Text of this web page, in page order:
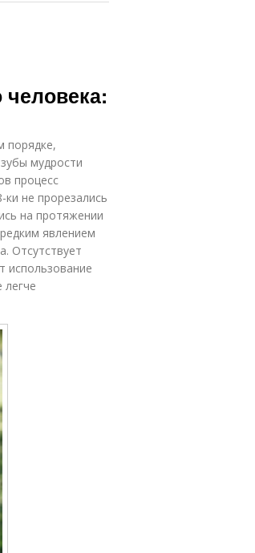
порядке,
мудрости
процесс
не прорезались
на протяжении
явлением
Отсутствует